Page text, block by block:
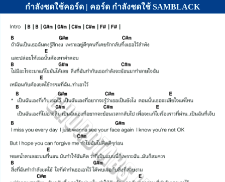
กำลังชดใช้คอร์ด | คอร์ด กำลังชดใช้ SAMBLACK